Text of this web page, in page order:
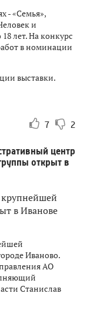
- «Семья»,
и
лет. На конкурс
в номинации
выставки.
7 2
центр
открыт в
Иваново.
АО
Станислав